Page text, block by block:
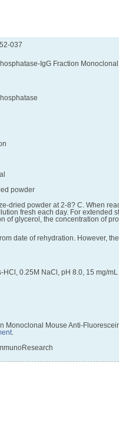
037
IgG Fraction
powder
dried powder at 2-8? C. When
fresh each day. For extended
of glycerol, the concentration of
date of rehydration. However,
HCl, 0.25M NaCl, pH 8.0, 15 mg/
Monoclonal Mouse Anti-
.